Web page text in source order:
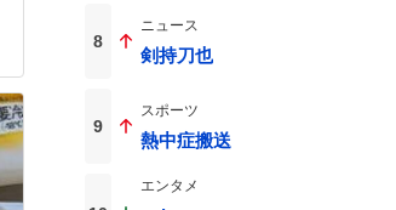
8
ニュース
剣持刀也
9
スポーツ
熱中症搬送
エンタメ